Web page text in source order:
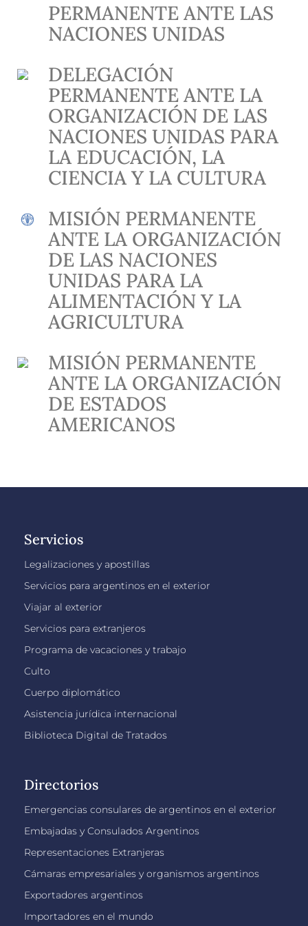
PERMANENTE ANTE LAS
NACIONES UNIDAS
DELEGACIÓN
PERMANENTE ANTE LA
ORGANIZACIÓN DE LAS
NACIONES UNIDAS PARA
LA EDUCACIÓN, LA
CIENCIA Y LA CULTURA
MISIÓN PERMANENTE
ANTE LA ORGANIZACIÓN
DE LAS NACIONES
UNIDAS PARA LA
ALIMENTACIÓN Y LA
AGRICULTURA
MISIÓN PERMANENTE
ANTE LA ORGANIZACIÓN
DE ESTADOS
AMERICANOS
Servicios
Legalizaciones y apostillas
Servicios para argentinos en el exterior
Viajar al exterior
Servicios para extranjeros
Programa de vacaciones y trabajo
Culto
Cuerpo diplomático
Asistencia jurídica internacional
Biblioteca Digital de Tratados
Directorios
Emergencias consulares de argentinos en el exterior
Embajadas y Consulados Argentinos
Representaciones Extranjeras
Cámaras empresariales y organismos argentinos
Exportadores argentinos
Importadores en el mundo